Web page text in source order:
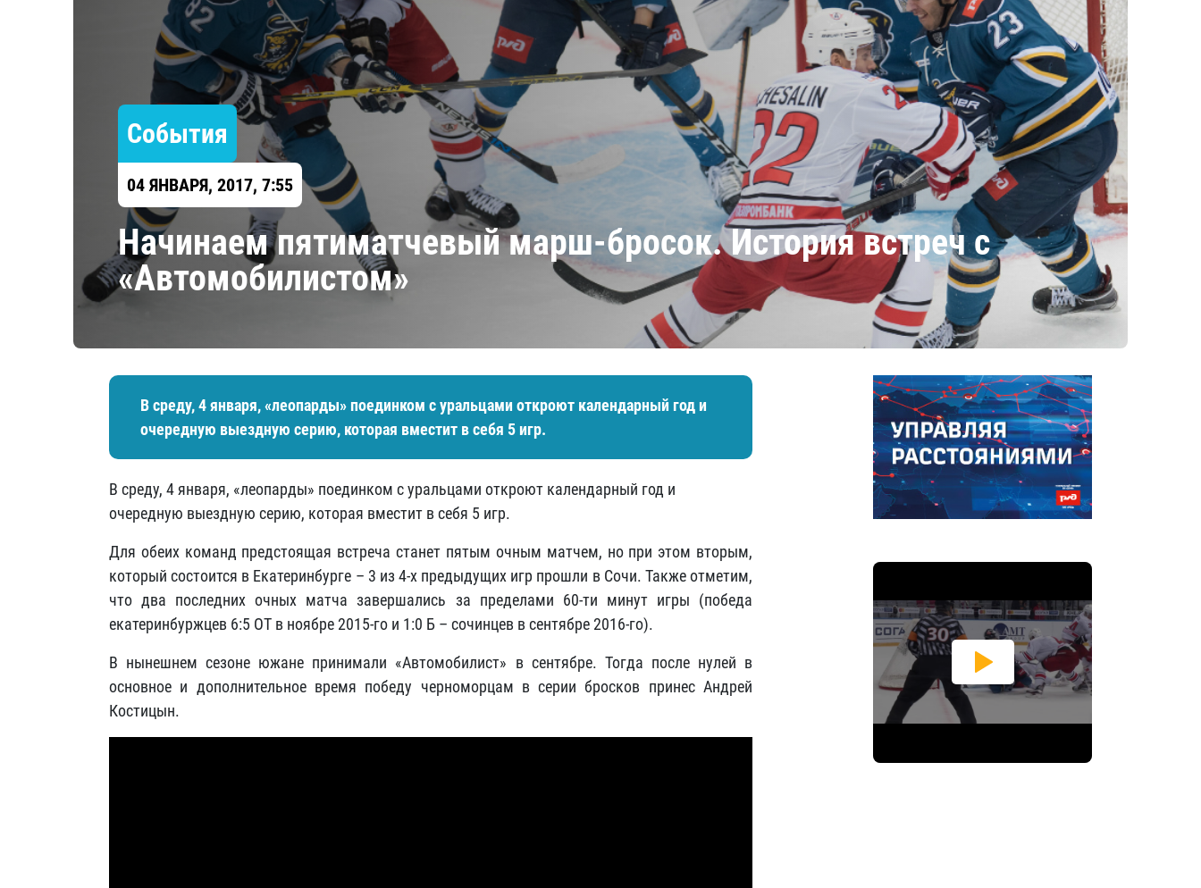
Локомотив
Северсталь
ЦСКА
Шанхайские Драконы
Салават Юлаев
Сибирь
События
04 ЯНВАРЯ, 2017, 7:55
Начинаем пятиматчевый марш-бросок. История встреч с
«Автомобилистом»
В среду, 4 января, «леопарды» поединком с уральцами откроют календарный год и
очередную выездную серию, которая вместит в себя 5 игр.
В среду, 4 января, «леопарды» поединком с уральцами откроют календарный год и
очередную выездную серию, которая вместит в себя 5 игр.
Для обеих команд предстоящая встреча станет пятым очным матчем, но при этом вторым,
который состоится в Екатеринбурге – 3 из 4-х предыдущих игр прошли в Сочи. Также отметим,
что два последних очных матча завершались за пределами 60-ти минут игры (победа
екатеринбуржцев 6:5 ОТ в ноябре 2015-го и 1:0 Б – сочинцев в сентябре 2016-го).
В нынешнем сезоне южане принимали «Автомобилист» в сентябре. Тогда после нулей в
основное и дополнительное время победу черноморцам в серии бросков принес Андрей
Костицын.